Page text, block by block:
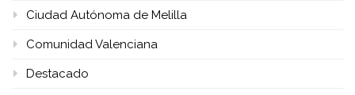
Ciudad Autónoma de Melilla
Comunidad Valenciana
Destacado